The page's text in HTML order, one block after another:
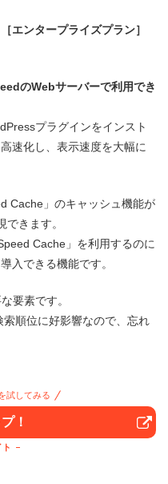
エンタープライズプラン］
のWebサーバーで利用でき
プラグインをインスト
速化し、表示速度を大幅に
Cache」のキャッシュ機能が
できます。
Cache」を利用するのに
入できる機能です。
要素です。
順位に好影響なので、忘れ
試してみる
！